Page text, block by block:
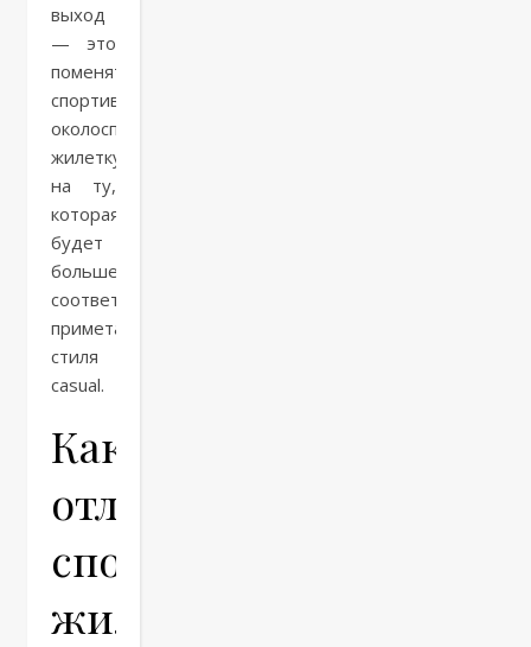
выход
— это
поменять
спортивную/
околоспортивную
жилетку
на ту,
которая
будет
больше
соответствовать
приметам
стиля
casual.
Как
отличить
спортивный
жилет